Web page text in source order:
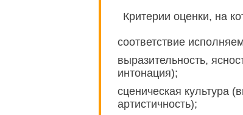
Критерии оценки, на
соответствие
выразительность,
интонация);
сценическая культура
артистичность);